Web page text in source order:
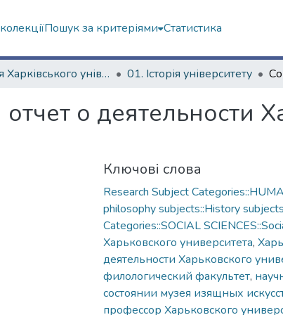
Пошук за критеріями Статистика
Історія Харківського університету 01. Історія університету
о деятельности
Ключові слова
Research Subject
philosophy subjects::History
Categories::SOCIAL
Харьковского университета,
деятельности Харьковского
филологический факультет,
состоянии музея изящных
профессор Харьковского